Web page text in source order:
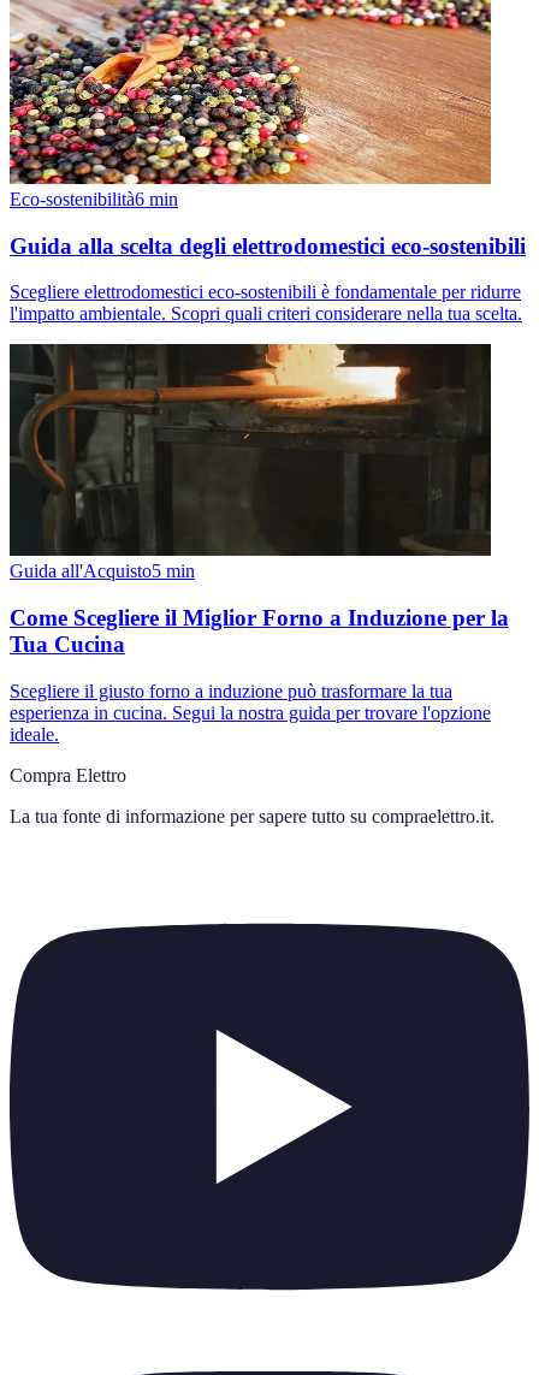
Eco-sostenibilità6 min
Guida alla scelta degli elettrodomestici eco-sostenibili
Scegliere elettrodomestici eco-sostenibili è fondamentale per ridurre
l'impatto ambientale. Scopri quali criteri considerare nella tua scelta.
Guida all'Acquisto5 min
Come Scegliere il Miglior Forno a Induzione per la
Tua Cucina
Scegliere il giusto forno a induzione può trasformare la tua
esperienza in cucina. Segui la nostra guida per trovare l'opzione
ideale.
Compra Elettro
La tua fonte di informazione per sapere tutto su compraelettro.it.